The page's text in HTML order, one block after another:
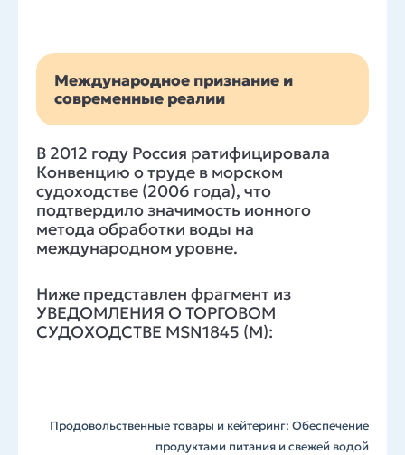
Международное признание и
современные реалии
В 2012 году Россия ратифицировала
Конвенцию о труде в морском
судоходстве (2006 года), что
подтвердило значимость ионного
метода обработки воды на
международном уровне.
Ниже представлен фрагмент из
УВЕДОМЛЕНИЯ О ТОРГОВОМ
СУДОХОДСТВЕ MSN1845 (M):
Продовольственные товары и кейтеринг: Обеспечение
продуктами питания и свежей водой